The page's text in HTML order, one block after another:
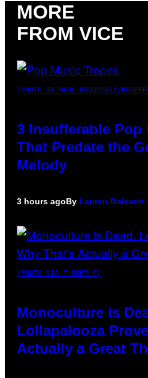
MORE
FROM VICE
(PHOTO BY MARC BROUSSELY/
3 Insufferable Pop
That Predate the
Melody
3 hours agoBy Lauren Boisvert
(PHOTO VIA T-MOBILE)
Monoculture is
Lollapalooza
Actually a Great